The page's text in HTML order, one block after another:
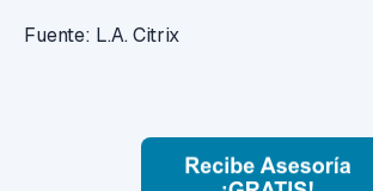
Fuente: L.A. Citrix